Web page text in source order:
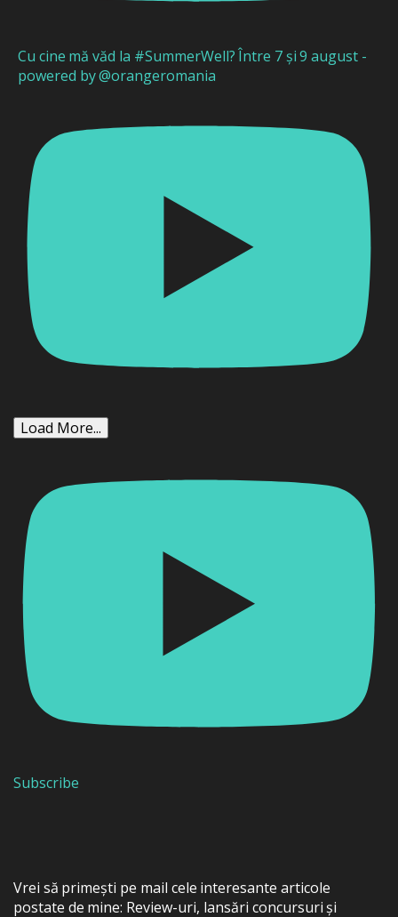
Cu cine mă văd la #SummerWell? Între 7 și 9 august -
powered by @orangeromania
Load More...
Subscribe
Vrei să primești pe mail cele interesante articole
postate de mine: Review-uri, lansări concursuri și